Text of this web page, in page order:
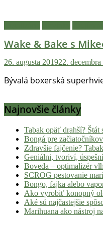
Wake & Bake s
26. augusta 201922.
Bývalá boxerská
Najnovšie články
Tabak opäť drahší?
Bongá pre začiatočníkov
Zdravšie fajčenie?
Geniálni, tvoriví,
Boveda – optimalizér
SCROG pestovanie
Bongo, fajka alebo
Ako vyrobiť konopný
Aké sú najčastejšie
Marihuana ako nástroj